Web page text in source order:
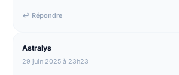
↩ Répondre
Astralys
29 juin 2025 à 23h23